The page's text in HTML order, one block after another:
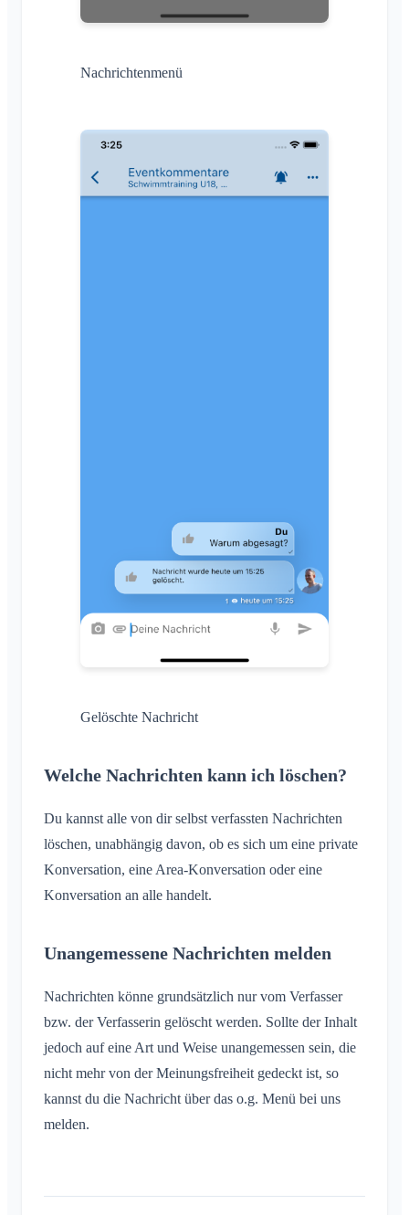
Nachrichtenmenü
Gelöschte Nachricht
Welche Nachrichten kann ich löschen?
Du kannst alle von dir selbst verfassten Nachrichten
löschen, unabhängig davon, ob es sich um eine private
Konversation, eine Area-Konversation oder eine
Konversation an alle handelt.
Unangemessene Nachrichten melden
Nachrichten könne grundsätzlich nur vom Verfasser
bzw. der Verfasserin gelöscht werden. Sollte der Inhalt
jedoch auf eine Art und Weise unangemessen sein, die
nicht mehr von der Meinungsfreiheit gedeckt ist, so
kannst du die Nachricht über das o.g. Menü bei uns
melden.